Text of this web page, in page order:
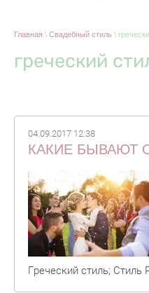
Главная \ Свадебный стиль \
греческий
04.09.2017 12:38
КАКИЕ БЫВАЮТ
Греческий стиль; Стиль